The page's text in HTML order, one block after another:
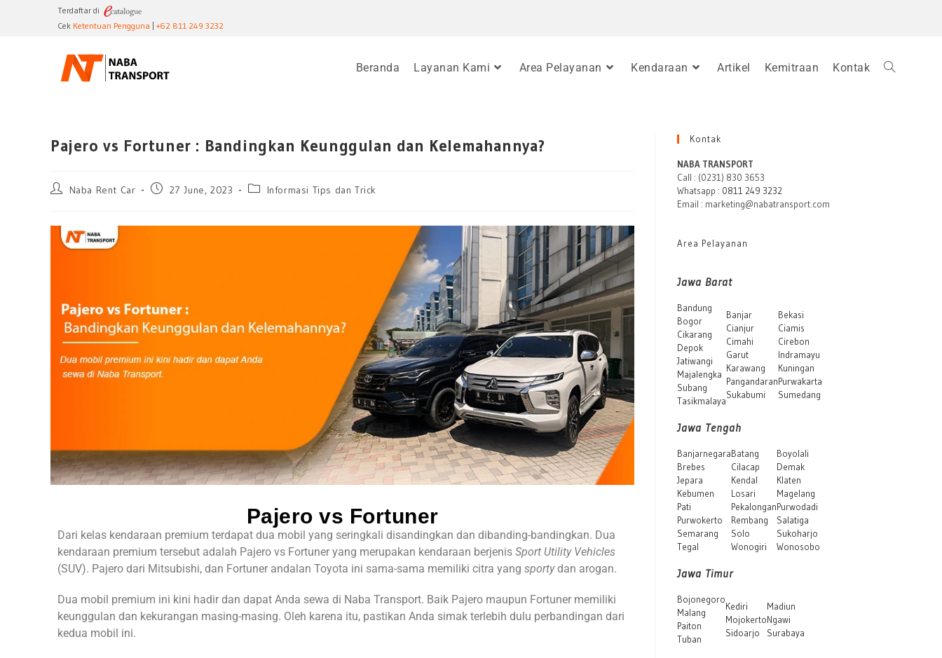
Terdaftar di
Cek Ketentuan Pengguna +62 811 249 3232
Beranda Layanan Kami Area Pelayanan Kendaraan Artikel Kemitraan Kontak
Pajero vs Fortuner : Bandingkan Keunggulan dan Kelemahannya?
Naba Rent Car 27 June, 2023 Informasi Tips dan Trick
Pajero vs Fortuner
Dari kelas kendaraan premium terdapat dua mobil yang seringkali disandingkan dan dibanding-bandingkan. Dua
kendaraan premium tersebut adalah Pajero vs Fortuner yang merupakan kendaraan berjenis Sport Utility Vehicles
(SUV). Pajero dari Mitsubishi, dan Fortuner andalan Toyota ini sama-sama memiliki citra yang sportydan arogan.
Dua mobil premium ini kini hadir dan dapat Anda sewa di Naba Transport. Baik Pajero maupun Fortuner memiliki
keunggulan dan kekurangan masing-masing. Oleh karena itu, pastikan Anda simak terlebih dulu perbandingan dari
kedua mobil ini.
Kontak
NABA TRANSPORT
Call : (0231) 830 3653
Whatsapp : 0811 249 3232
Email : marketing@nabatransport.com
Area Pelayanan
Jawa Barat
Bandung
Bogor
Cikarang
Depok
Jatiwangi
Majalengka
Subang
Tasikmalaya
Banjar
Cianjur
Cimahi
Garut
Karawang
Pangandaran
Sukabumi
Bekasi
Ciamis
Cirebon
Indramayu
Kuningan
Purwakarta
Sumedang
Jawa Tengah
Banjarnegara
Brebes
Jepara
Kebumen
Pati
Purwokerto
Semarang
Tegal
Batang
Cilacap
Kendal
Losari
Pekalongan
Rembang
Solo
Wonogiri
Boyolali
Demak
Klaten
Magelang
Purwodadi
Salatiga
Sukoharjo
Wonosobo
Jawa Timur
Bojonegoro
Malang
Paiton
Tuban
Kediri
Mojokerto
Sidoarjo
Madiun
Ngawi
Surabaya